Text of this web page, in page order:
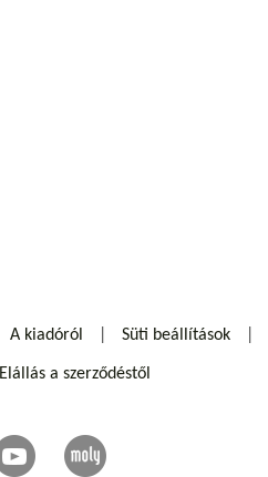
A kiadóról Süti beállítások
Elállás a szerződéstől